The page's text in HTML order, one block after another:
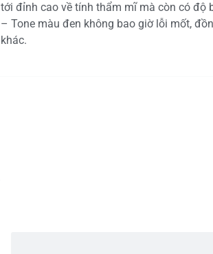
tới đỉnh cao về tính thẩm mĩ mà còn có độ
– Tone màu đen không bao giờ lỗi mốt,
khác.